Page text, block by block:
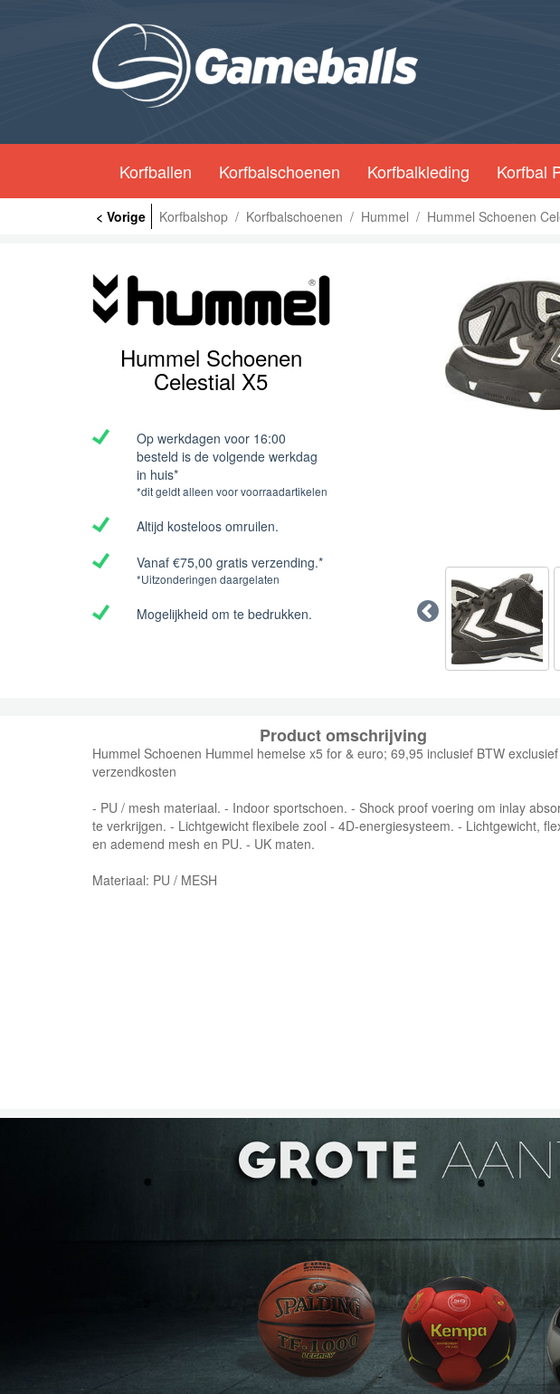
Korfballen Korfbalschoenen Korfbalkleding Korfbal
< Vorige Korfbalshop / Korfbalschoenen / Hummel / Hummel Schoenen
Hummel Schoenen
Celestial X5
Op werkdagen voor 16:00
besteld is de volgende werkdag
in huis*
*dit geldt alleen voor voorraadartikelen
Altijd kosteloos omruilen.
Vanaf €75,00 gratis verzending.*
*Uitzonderingen daargelaten
Mogelijkheid om te bedrukken.
Product omschrijving
Hummel Schoenen Hummel hemelse x5 for & euro; 69,95 inclusief BTW exclusief
verzendkosten
- PU / mesh materiaal. - Indoor sportschoen. - Shock proof voering om inlay
te verkrijgen. - Lichtgewicht flexibele zool - 4D-energiesysteem. - Lichtgewicht,
en ademend mesh en PU. - UK maten.
Materiaal: PU / MESH